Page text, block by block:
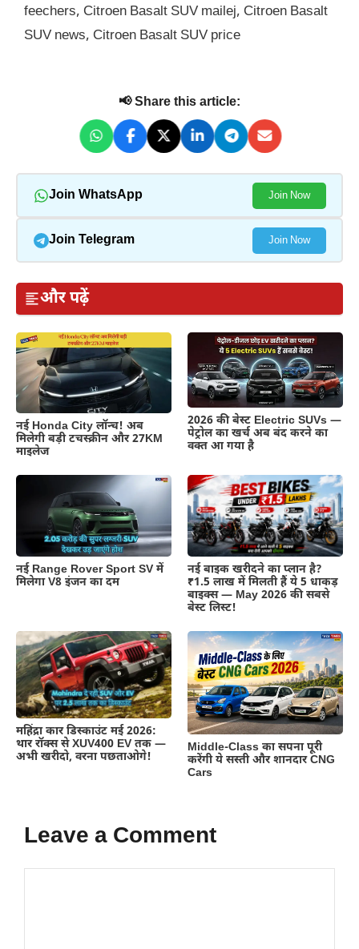
feechers, Citroen Basalt SUV mailej, Citroen Basalt
SUV news, Citroen Basalt SUV price
📢 Share this article:
Join WhatsApp Join Now
Join Telegram Join Now
और पढ़ें
नई Honda City लॉन्च! अब
मिलेगी बड़ी टचस्क्रीन और 27KM
माइलेज
2026 की बेस्ट Electric SUVs —
पेट्रोल का खर्च अब बंद करने का
वक्त आ गया है
नई Range Rover Sport SV में
मिलेगा V8 इंजन का दम
नई बाइक खरीदने का प्लान है?
₹1.5 लाख में मिलती हैं ये 5 धाकड़
बाइक्स — May 2026 की सबसे
बेस्ट लिस्ट!
महिंद्रा कार डिस्काउंट मई 2026:
थार रॉक्स से XUV400 EV तक —
अभी खरीदो, वरना पछताओगे!
Middle-Class का सपना पूरी
करेंगी ये सस्ती और शानदार CNG
Cars
Leave a Comment